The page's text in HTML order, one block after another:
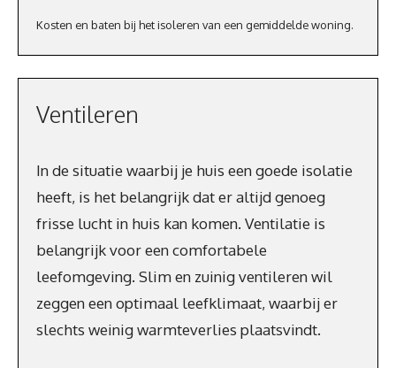
Kosten en baten bij het isoleren van een gemiddelde woning.
Ventileren
In de situatie waarbij je huis een goede isolatie
heeft, is het belangrijk dat er altijd genoeg
frisse lucht in huis kan komen. Ventilatie is
belangrijk voor een comfortabele
leefomgeving. Slim en zuinig ventileren wil
zeggen een optimaal leefklimaat, waarbij er
slechts weinig warmteverlies plaatsvindt.